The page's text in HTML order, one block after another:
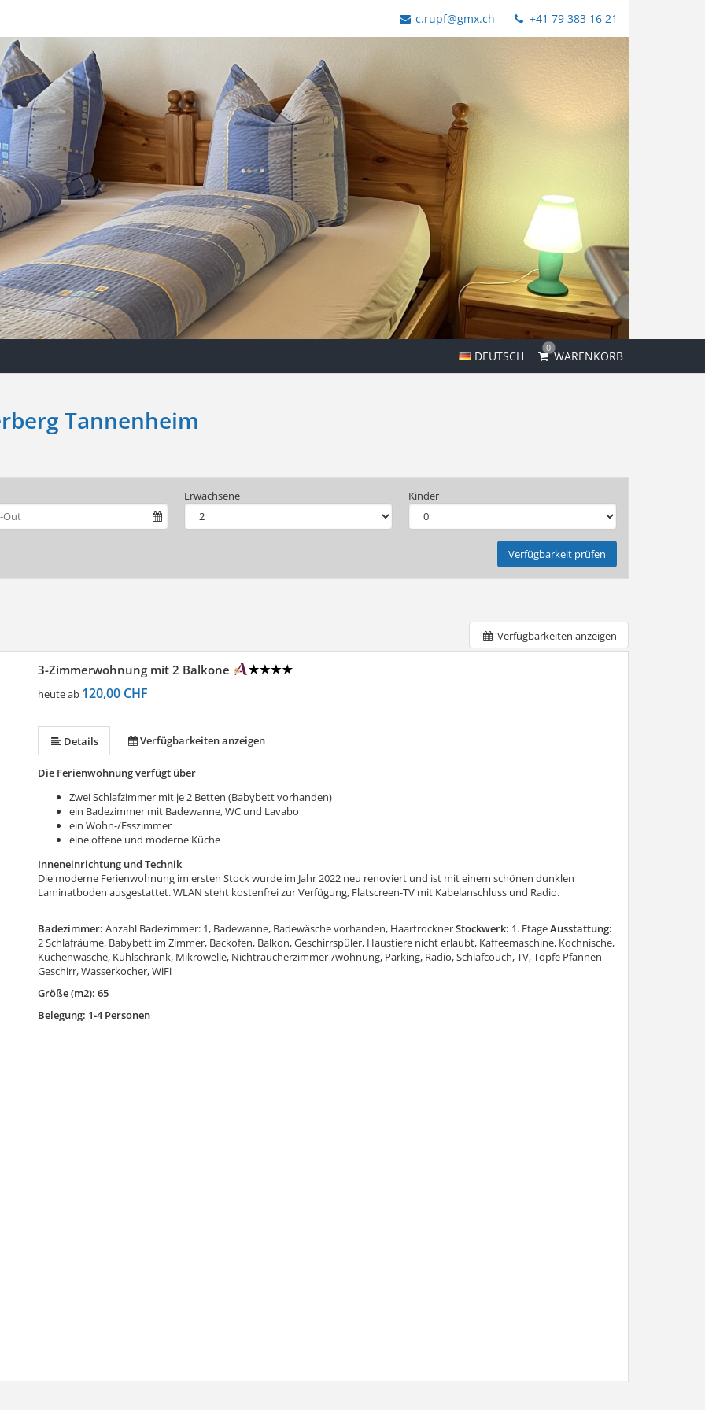
c.rupf@gmx.ch +41 79 383 16 21
DEUTSCH
0
WARENKORB
Tannenheim
Erwachsene Kinder
Verfügbarkeit prüfen
Verfügbarkeiten anzeigen
3-Zimmerwohnung mit 2 Balkone
heute ab 120,00 CHF
Details Verfügbarkeiten anzeigen
Die Ferienwohnung verfügt über
Zwei Schlafzimmer mit je 2 Betten (Babybett vorhanden)
ein Badezimmer mit Badewanne, WC und Lavabo
ein Wohn-/Esszimmer
eine offene und moderne Küche
Inneneinrichtung und Technik
Die moderne Ferienwohnung im ersten Stock wurde im Jahr 2022 neu renoviert und ist mit einem schönen dunklen
Laminatboden ausgestattet. WLAN steht kostenfrei zur Verfügung, Flatscreen-TV mit Kabelanschluss und Radio.
Badezimmer: Anzahl Badezimmer: 1, Badewanne, Badewäsche vorhanden, HaartrocknerStockwerk: 1. EtageAusstattung:
2 Schlafräume, Babybett im Zimmer, Backofen, Balkon, Geschirrspüler, Haustiere nicht erlaubt, Kaffeemaschine, Kochnische,
Küchenwäsche, Kühlschrank, Mikrowelle, Nichtraucherzimmer-/wohnung, Parking, Radio, Schlafcouch, TV, Töpfe Pfannen
Geschirr, Wasserkocher, WiFi
Größe (m2): 65
Belegung: 1-4 Personen